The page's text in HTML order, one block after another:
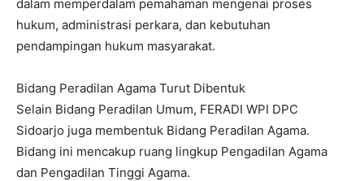
dalam memperdalam pemahaman mengenai proses
hukum, administrasi perkara, dan kebutuhan
pendampingan hukum masyarakat.
Bidang Peradilan Agama Turut Dibentuk
Selain Bidang Peradilan Umum, FERADI WPI DPC
Sidoarjo juga membentuk Bidang Peradilan Agama.
Bidang ini mencakup ruang lingkup Pengadilan Agama
dan Pengadilan Tinggi Agama.